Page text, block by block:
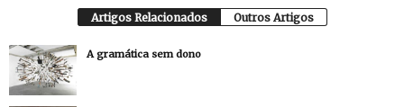
Artigos Relacionados Outros Artigos
A gramática sem dono